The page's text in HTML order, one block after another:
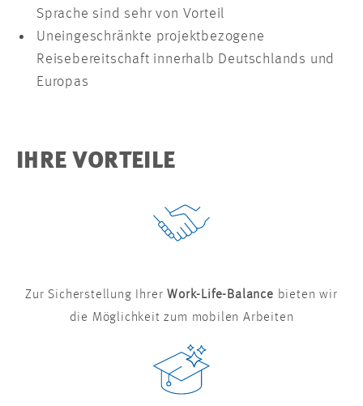
Sprache sind sehr von Vorteil
Uneingeschränkte projektbezogene
Reisebereitschaft innerhalb Deutschlands und
Europas
IHRE VORTEILE
Zur Sicherstellung IhrerWork-Life-Balance bieten wir
die Möglichkeit zum mobilen Arbeiten